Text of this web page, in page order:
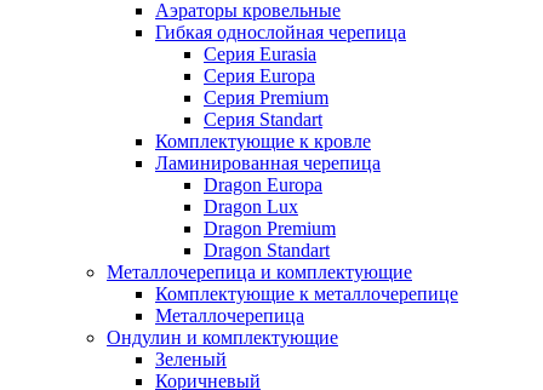
Аэраторы кровельные
Гибкая однослойная черепица
Серия Eurasia
Серия Europa
Серия Premium
Серия Standart
Комплектующие к кровле
Ламинированная черепица
Dragon Europa
Dragon Lux
Dragon Premium
Dragon Standart
Металлочерепица и комплектующие
Комплектующие к металлочерепице
Металлочерепица
Ондулин и комплектующие
Зеленый
Коричневый